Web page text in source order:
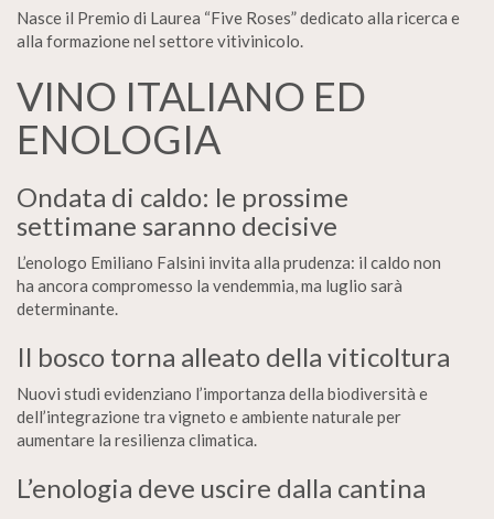
Nasce il Premio di Laurea “Five Roses” dedicato alla ricerca e
alla formazione nel settore vitivinicolo.
VINO ITALIANO ED
ENOLOGIA
Ondata di caldo: le prossime
settimane saranno decisive
L’enologo Emiliano Falsini invita alla prudenza: il caldo non
ha ancora compromesso la vendemmia, ma luglio sarà
determinante.
Il bosco torna alleato della viticoltura
Nuovi studi evidenziano l’importanza della biodiversità e
dell’integrazione tra vigneto e ambiente naturale per
aumentare la resilienza climatica.
L’enologia deve uscire dalla cantina